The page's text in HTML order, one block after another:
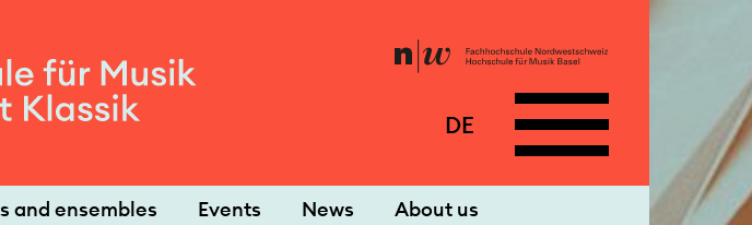
DE
and ensembles Events News About us